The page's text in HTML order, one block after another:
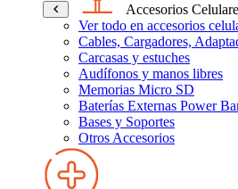
Accesorios
Ver todo en accesorios
Cables, Cargadores,
Carcasas y estuches
Audífonos y manos libres
Memorias Micro SD
Baterías Externas Power
Bases y Soportes
Otros Accesorios